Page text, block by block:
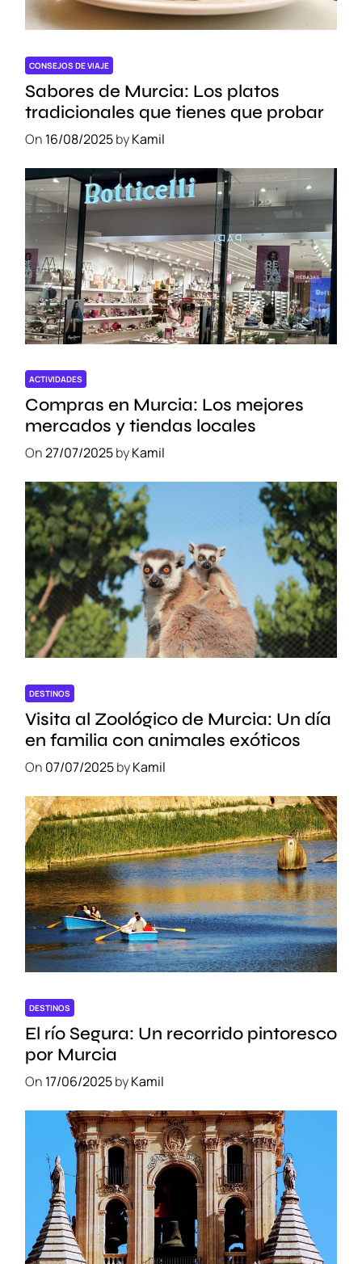
e
n
A
g
u
a
CONSEJOS DE VIAJE
Sabores de Murcia: Los platos
tradicionales que tienes que probar
On 16/08/2025byKamil
ACTIVIDADES
Compras en Murcia: Los mejores
mercados y tiendas locales
On27/07/2025byKamil
DESTINOS
Visita al Zoológico de Murcia: Un día
en familia con animales exóticos
On 07/07/2025byKamil
DESTINOS
El río Segura: Un recorrido pintoresco
por Murcia
On 17/06/2025byKamil